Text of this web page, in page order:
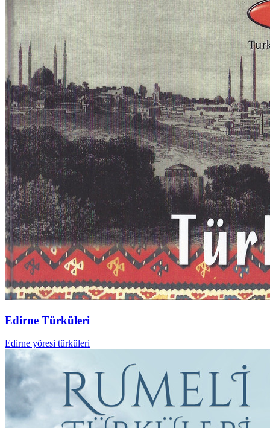
Edirne Türküleri
Edirne yöresi türküleri